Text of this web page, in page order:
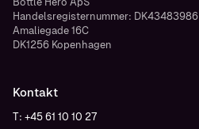
Handelsregisternummer: DK43483986
Amaliegade 16C
DK1256 Kopenhagen
Kontakt
T: +45 61 10 10 27